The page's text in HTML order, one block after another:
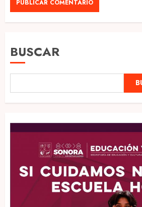
BUSCAR